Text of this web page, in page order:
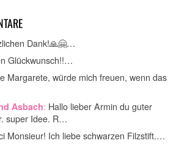
Dank!🙏🤗…
Glückwunsch!!…
Margarete, würde mich freuen, wenn das
Asbach: Hallo lieber Armin du guter
super Idee. R…
Monsieur! Ich liebe schwarzen Filzstift.…